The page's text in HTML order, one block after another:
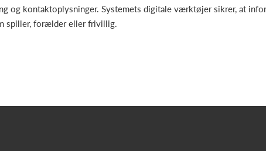
og kontaktoplysninger. Systemets digitale værktøjer sikrer, at
spiller, forælder eller frivillig.